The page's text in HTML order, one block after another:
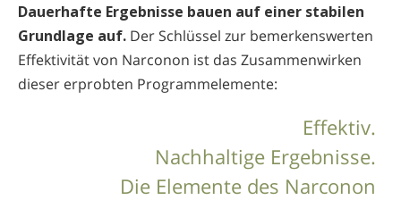
Dauerhafte Ergebnisse bauen auf einer stabilen
Grundlage auf. Der Schlüssel zur bemerkenswerten
Effektivität von Narconon ist das Zusammenwirken
dieser erprobten Programm­elemente:
Effektiv.
Nachhaltige Ergebnisse.
Die Elemente des Narconon